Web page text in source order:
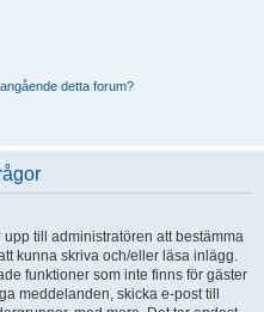
detta forum?
upp till administratören att bestämma
kunna skriva och/eller läsa inlägg.
funktioner som inte finns för gäster
meddelanden, skicka e-post till